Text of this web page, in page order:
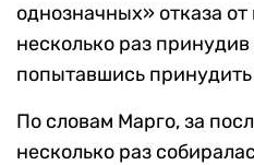
однозначных» отказа
несколько раз
попытавшись
По словам Марго, за
несколько раз